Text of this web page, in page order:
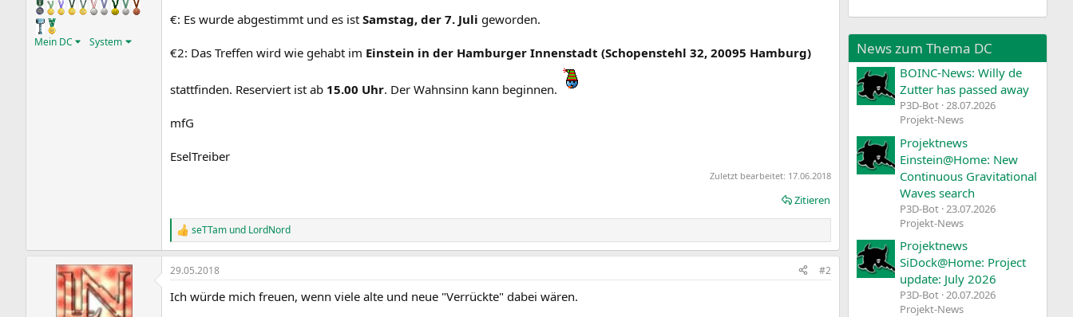
Mein DC System
€: Es wurde abgestimmt und es ist Samstag, der 7. Juli geworden.
€2: Das Treffen wird wie gehabt im Einstein in der Hamburger Innenstadt (Schopenstehl 32, 20095 Hamburg)
stattfinden. Reserviert ist ab 15.00 Uhr. Der Wahnsinn kann beginnen.
mfG
EselTreiber
Zuletzt bearbeitet: 17.06.2018
Zitieren
R
e
a
k
i
seTTam und LordNord
29.05.2018 #2
Ich würde mich freuen, wenn viele alte und neue "Verrückte" dabei wären.
News zum Thema DC
BOINC-News: Willy de
Zutter has passed away
P3D-Bot 28.07.2026
Projekt-News
Projektnews
Einstein@Home: New
Continuous Gravitational
Waves search
P3D-Bot 23.07.2026
Projekt-News
Projektnews
SiDock@Home: Project
update: July 2026
P3D-Bot 20.07.2026
Projekt-News